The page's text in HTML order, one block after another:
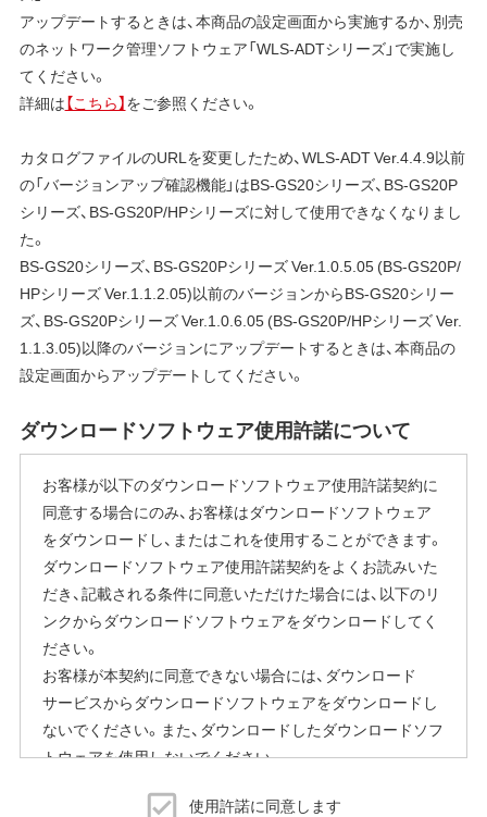
アップデートするときは、本商品の設定画面から実施するか、別売
のネットワーク管理ソフトウェア「WLS-ADTシリーズ」で実施し
てください。
詳細は【こちら】をご参照ください。
カタログファイルのURLを変更したため、WLS-ADT Ver.4.4.9以前
の「バージョンアップ確認機能」はBS-GS20シリーズ、BS-GS20P
シリーズ、BS-GS20P/HPシリーズに対して使用できなくなりまし
た。
BS-GS20シリーズ、BS-GS20Pシリーズ Ver.1.0.5.05 (BS-GS20P/
HPシリーズ Ver.1.1.2.05)以前のバージョンからBS-GS20シリー
ズ、BS-GS20Pシリーズ Ver.1.0.6.05 (BS-GS20P/HPシリーズ Ver.
1.1.3.05)以降のバージョンにアップデートするときは、本商品の
設定画面からアップデートしてください。
ダウンロードソフトウェア使用許諾について
お客様が以下のダウンロードソフトウェア使用許諾契約に
同意する場合にのみ、お客様はダウンロードソフトウェア
をダウンロードし、またはこれを使用することができます。
ダウンロードソフトウェア使用許諾契約をよくお読みいた
だき、記載される条件に同意いただけた場合には、以下のリ
ンクからダウンロードソフトウェアをダウンロードしてく
ださい。
お客様が本契約に同意できない場合には、ダウンロード
サービスからダウンロードソフトウェアをダウンロードし
ないでください。また、ダウンロードしたダウンロードソフ
トウェアを使用しないでください。
ダウンロードソフトウェア使用許諾契約
使用許諾に同意します